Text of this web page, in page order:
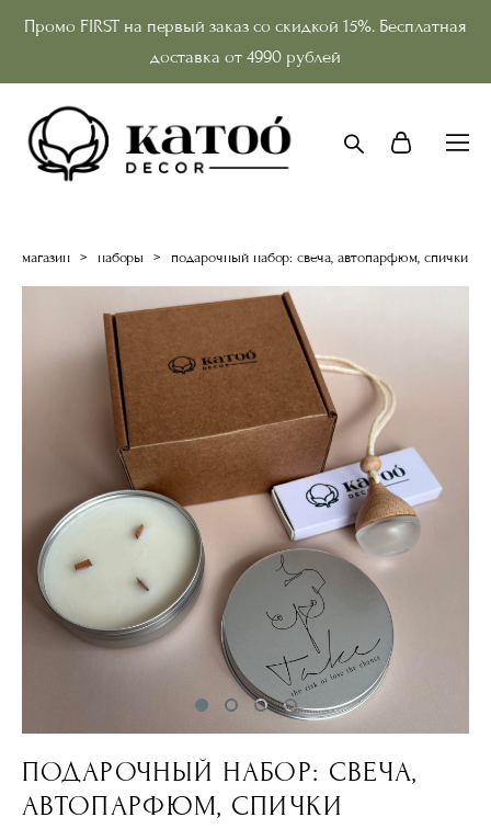
Промо FIRST на первый заказ со скидкой 15%. Бесплатная
доставка от 4990 рублей
магазин > наборы > подарочный набор: свеча, автопарфюм, спички
ПОДАРОЧНЫЙ НАБОР: СВЕЧА,
АВТОПАРФЮМ, СПИЧКИ